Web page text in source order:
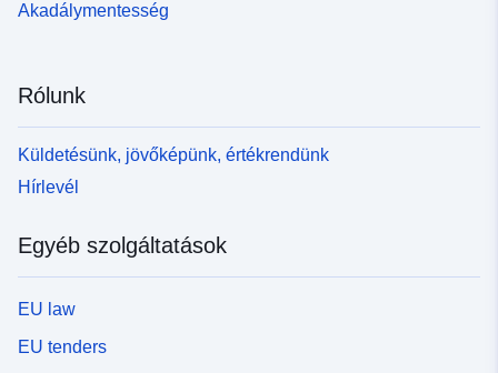
Akadálymentesség
Rólunk
Küldetésünk, jövőképünk, értékrendünk
Hírlevél
Egyéb szolgáltatások
EU law
EU tenders